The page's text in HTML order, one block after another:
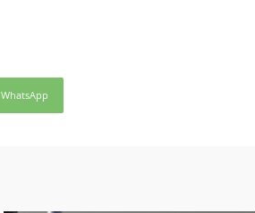
WhatsApp